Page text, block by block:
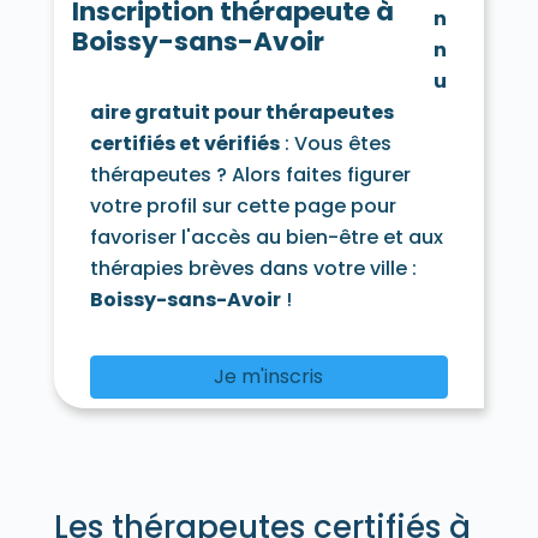
Hardricourt 78250
Hargeville 78790
La Hauteville 78113
Herbeville 78580
Houilles 78800
Issou 78440
Jambville 78440
Jeufosse 78270
Jouars-Pontchartrain 78760
Jouy-en-Josas 78350
Jouy-Mauvoisin 78200
Jumeauville 78580
Juziers 78820
Lainville-en-Vexin 78440
Lévis-Saint-Nom 78320
Limay 78520
Limetz-Villez 78270
Les Loges-en-Josas 78350
Longvilliers 78730
Louveciennes 78430
Magnanville 78200
Magny-les-Hameaux 78114
Mareil-le-Guyon 78490
Mareil-Marly 78750
Inscription thérapeute à
Boissy-sans-Avoir
n
n
u
aire gratuit pour thérapeutes
certifiés et vérifiés: Vous êtes
thérapeutes ? Alors faites figurer
votre profil sur cette page pour
favoriser l'accès au bien-être et aux
thérapies brèves dans votre ville :
Boissy-sans-Avoir!
Je m'inscris
Les thérapeutes certifiés à